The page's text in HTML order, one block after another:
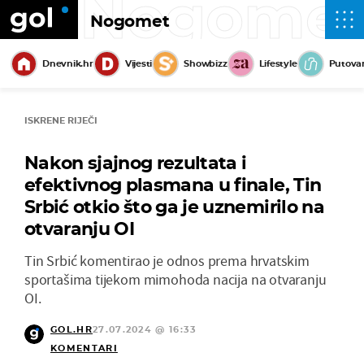
Nogomet
Dnevnik.hr Vijesti Showbizz Lifestyle
ISKRENE RIJEČI
Nakon sjajnog rezultata i
efektivnog plasmana u finale, Tin
Srbić otkio što ga je uznemirilo na
otvaranju OI
Tin Srbić komentirao je odnos prema hrvatskim
sportašima tijekom mimohoda nacija na otvaranju
OI.
GOL.HR27.07.2024 @ 16:33
KOMENTARI